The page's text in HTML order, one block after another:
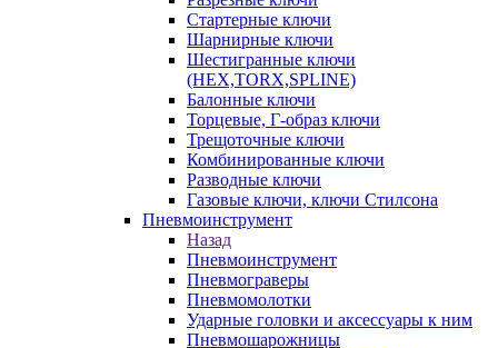
Стартерные ключи
Шарнирные ключи
Шестигранные ключи
(HEX,TORX,SPLINE)
Балонные ключи
Торцевые, Г-образ ключи
Трещоточные ключи
Комбинированные ключи
Разводные ключи
Газовые ключи, ключи Стилсона
Пневмоинструмент
Назад
Пневмоинструмент
Пневмограверы
Пневмомолотки
Ударные головки и аксессуары к ним
Пневмошарожницы